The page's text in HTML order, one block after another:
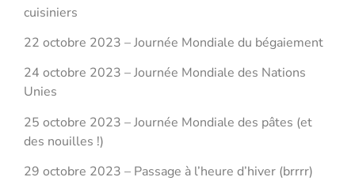
cuisiniers
22 octobre 2023 – Journée Mondiale du bégaiement
24 octobre 2023 – Journée Mondiale des Nations
Unies
25 octobre 2023 – Journée Mondiale des pâtes (et
des nouilles !)
29 octobre 2023 – Passage à l’heure d’hiver (brrrr)